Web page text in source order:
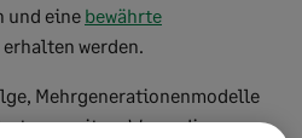
und eine bewährte
erhalten werden.
Mehrgenerationenmodelle
– eitere Wege, die